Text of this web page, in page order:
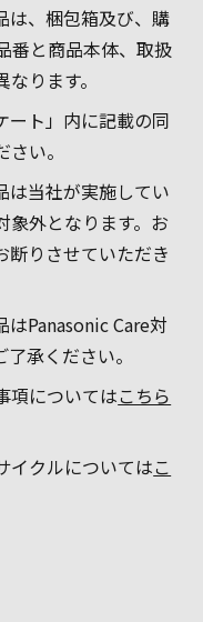
は、梱包箱及び、購
番と商品本体、取扱
ります。
ート」内に記載の同
い。
は当社が実施してい
象外となります。お
断りさせていただき
Panasonic Care対
承ください。
項についてはこちら
イクルについてはこ